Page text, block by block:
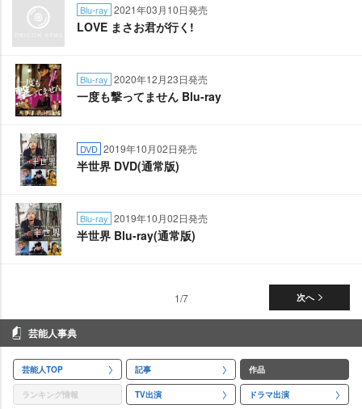
Blu-ray 2021年03月10日発売
LOVE まさお君が行く!
Blu-ray 2020年12月23日発売
一度も撃ってません Blu-ray
DVD 2019年10月02日発売
半世界 DVD(通常版)
Blu-ray 2019年10月02日発売
半世界 Blu-ray(通常版)
次へ
1/7
芸能人事典
芸能人TOP 記事 作品
ランキング情報 TV出演 ドラマ出演